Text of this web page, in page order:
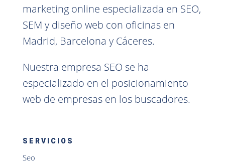
marketing online especializada en SEO,
SEM y diseño web con oficinas en
Madrid, Barcelona y Cáceres.
Nuestra empresa SEO se ha
especializado en el posicionamiento
web de empresas en los buscadores.
SERVICIOS
Seo